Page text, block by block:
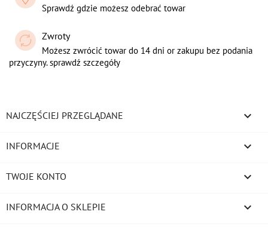
Sprawdź gdzie możesz odebrać towar
Zwroty
Możesz zwrócić towar do 14 dni or zakupu bez podania
przyczyny. sprawdź szczegóły
NAJCZĘŚCIEJ PRZEGLĄDANE 
INFORMACJE 
TWOJE KONTO 
INFORMACJA O SKLEPIE keyboard_arrow_down